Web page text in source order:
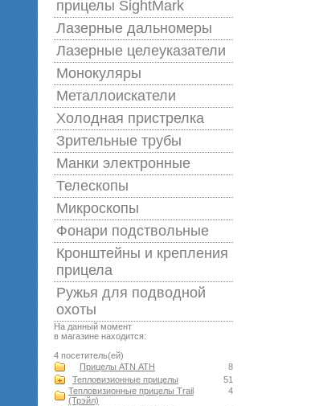
прицелы SightMark
Лазерные дальномеры
Лазерные целеуказатели
Монокуляры
Металлоискатели
Холодная пристрелка
Зрительные трубы
Манки электронные
Телескопы
Микроскопы
Фонари подствольные
Кронштейны и крепления
прицела
Ружья для подводной
оxоты
На данный момент
в магазине находится:
4 посетитель(ей)
8
Прицелы ATN АТН
51
Тепловизионные прицелы
4
Тепловизионные прицелы Trail
(Трэйл)